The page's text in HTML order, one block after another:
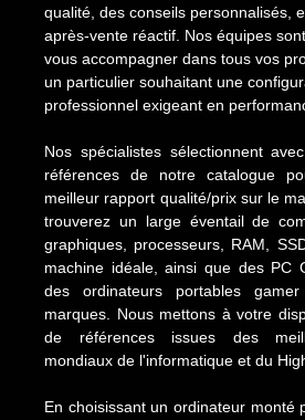
qualité, des conseils personnalisés,
après-vente réactif. Nos équipes
vous accompagner dans tous vos
un particulier souhaitant une
professionnel exigeant en
Nos spécialistes sélectionnent
références de notre catalogue
meilleur rapport qualité/prix sur le
trouverez un large éventail de
graphiques, processeurs, RAM,
machine idéale, ainsi que des PC
des ordinateurs portables
marques. Nous mettons à votre
de références issues des
mondiaux de l'informatique et du
En choisissant un ordinateur monté